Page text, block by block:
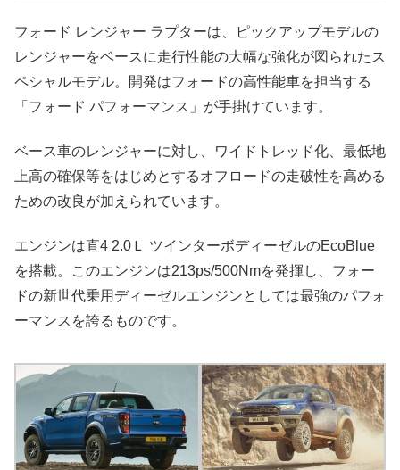
フォード レンジャー ラプターは、ピックアップモデルの
レンジャーをベースに走行性能の大幅な強化が図られたス
ペシャルモデル。開発はフォードの高性能車を担当する
「フォード パフォーマンス」が手掛けています。
ベース車のレンジャーに対し、ワイドトレッド化、最低地
上高の確保等をはじめとするオフロードの走破性を高める
ための改良が加えられています。
エンジンは直4 2.0Ｌ ツインターボディーゼルのEcoBlue
を搭載。このエンジンは213ps/500Nmを発揮し、フォー
ドの新世代乗用ディーゼルエンジンとしては最強のパフォ
ーマンスを誇るものです。